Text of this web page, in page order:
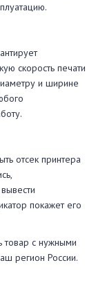
скорость печати
и ширине
отсек принтера
покажет его
с нужными
регион России.